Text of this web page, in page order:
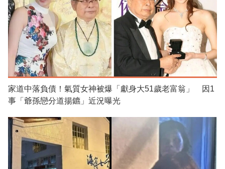
家道中落負債！氣質女神被爆「獻身大51歲老富翁」 因1
事「爺孫戀分道揚鑣」近況曝光